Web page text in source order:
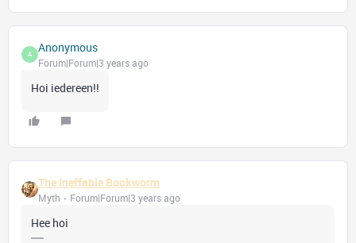
A Anonymous
Forum|Forum|3 years ago
Hoi iedereen!!
The Ineffable Bookworm
Myth Forum|Forum|3 years ago
Hee hoi